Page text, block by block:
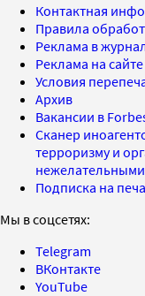
Контактная
Правила
Реклама в
Реклама на сайте
Условия
Архив
Вакансии в
Сканер
терроризму и
нежелательными
Подписка на
Мы в соцсетях:
Telegram
ВКонтакте
YouTube